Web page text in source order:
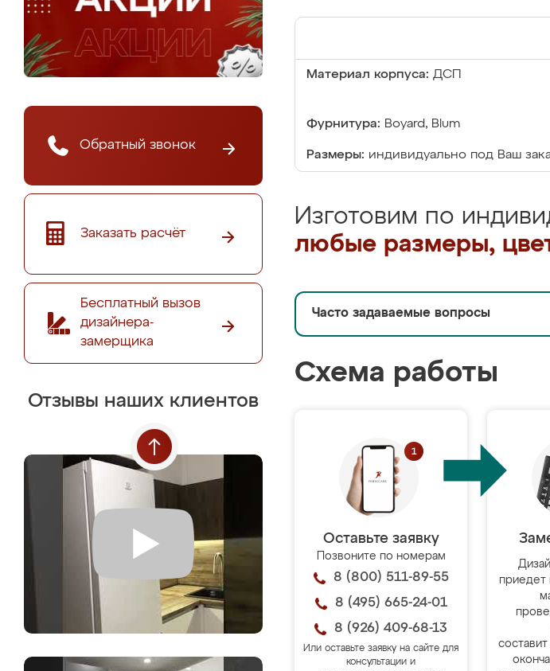
Обратный звонок
Заказать расчёт
Бесплатный вызов
дизайнера-
замерщика
Отзывы наших клиентов
Материал корпуса: ДСП
Фурнитура: Boyard, Blum
Размеры: индивидуально под Ваш
Изготовим по
любые размеры,
Часто задаваемые вопросы
Схема работы
Оставьте заявку
Позвоните по номерам
8 (800) 511-89-55
8 (495) 665-24-01
8 (926) 409-68-13
Или оставьте заявку на сайте для
консультации и
приедет